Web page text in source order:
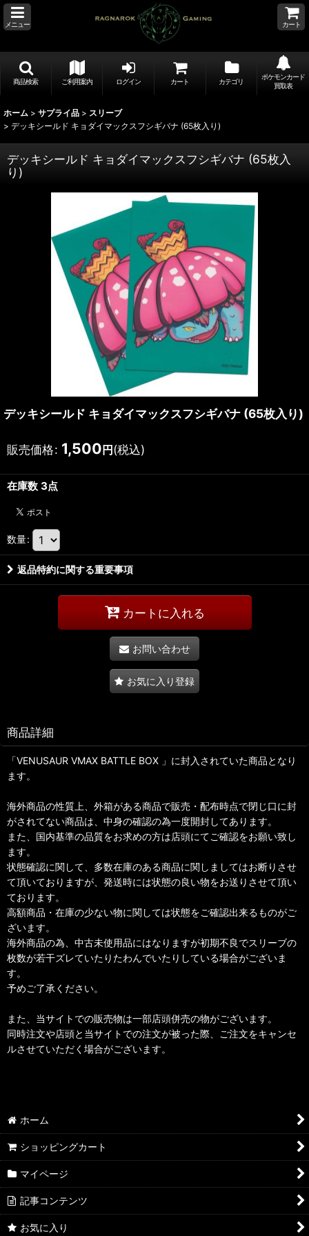
メニュー カート
商品検索 ご利用案内 ログイン カート カテゴリ
ポケモンカード
買取表
ホーム > サプライ品 > スリーブ
> デッキシールド キョダイマックスフシギバナ (65枚入り)
デッキシールド キョダイマックスフシギバナ (65枚入
り)
デッキシールド キョダイマックスフシギバナ (65枚入り)
販売価格: 1,500 円 (税込)
在庫数 3点
数量:
返品特約に関する重要事項
カートに入れる
お問い合わせ
お気に入り登録
商品詳細
「VENUSAUR VMAX BATTLE BOX 」に封入されていた商品となり
ます。
海外商品の性質上、外箱がある商品で販売・配布時点で閉じ口に封
がされてない商品は、中身の確認の為一度開封してあります。
また、国内基準の品質をお求めの方は店頭にてご確認をお願い致し
ます。
状態確認に関して、多数在庫のある商品に関しましてはお断りさせ
て頂いておりますが、発送時には状態の良い物をお送りさせて頂い
ております。
高額商品・在庫の少ない物に関しては状態をご確認出来るものがご
ざいます。
海外商品の為、中古未使用品にはなりますが初期不良でスリーブの
枚数が若干ズレていたりたわんでいたりしている場合がございま
す。
予めご了承ください。
また、当サイトでの販売物は一部店頭併売の物がございます。
同時注文や店頭と当サイトでの注文が被った際、ご注文をキャンセ
ルさせていただく場合がございます。
ホーム
ショッピングカート
マイページ
記事コンテンツ
お気に入り